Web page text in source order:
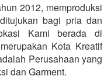
2012, memproduksi
bagi pria dan
Kami berada di
Kota Kreatif
Perusahaan yang
dan Garment.